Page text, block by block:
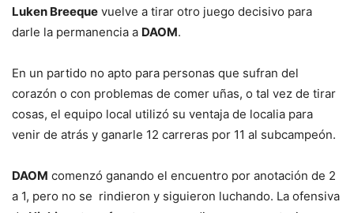
Luken Breeque vuelve a tirar otro juego decisivo para
darle la permanencia a DAOM.
En un partido no apto para personas que sufran del
corazón o con problemas de comer uñas, o tal vez de tirar
cosas, el equipo local utilizó su ventaja de localia para
venir de atrás y ganarle 12 carreras por 11 al subcampeón.
DAOM comenzó ganando el encuentro por anotación de 2
a 1, pero no se rindieron y siguieron luchando. La ofensiva